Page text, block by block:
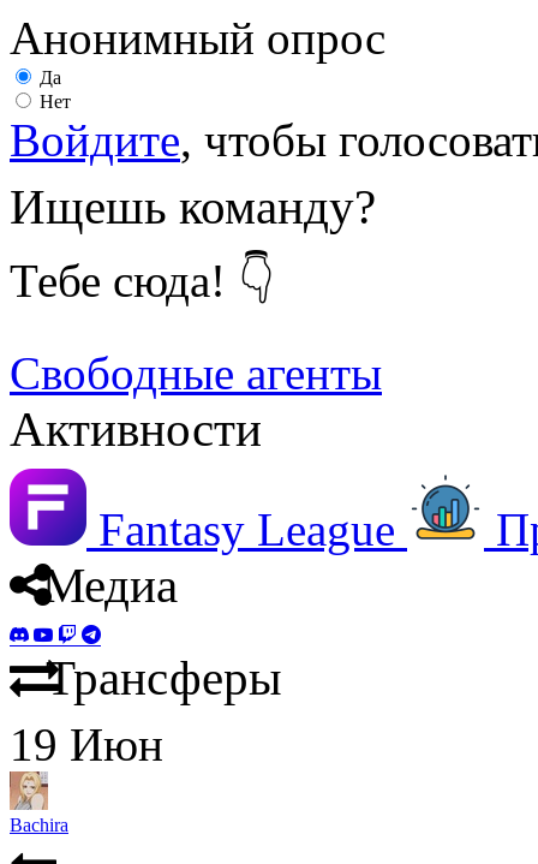
Анонимный опрос
Да
Нет
Войдите, чтобы
Ищешь команду?
Тебе сюда! 👇
Свободные агенты
Активности
Fantasy League
Медиа
Трансферы
19 Июн
Bachira